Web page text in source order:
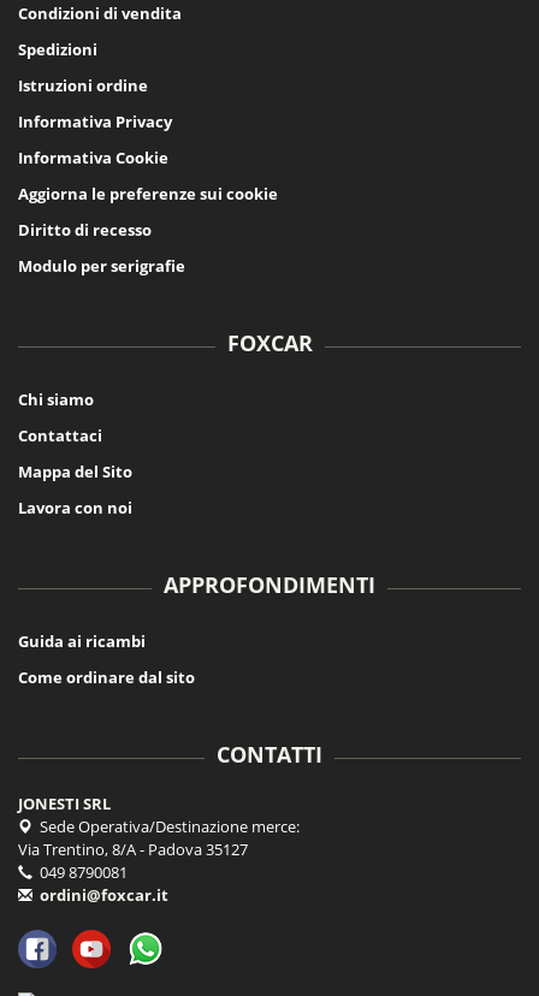
Condizioni di vendita
Spedizioni
Istruzioni ordine
Informativa Privacy
Informativa Cookie
Aggiorna le preferenze sui cookie
Diritto di recesso
Modulo per serigrafie
FOXCAR
Chi siamo
Contattaci
Mappa del Sito
Lavora con noi
APPROFONDIMENTI
Guida ai ricambi
Come ordinare dal sito
CONTATTI
JONESTI SRL
Sede Operativa/Destinazione merce:
Via Trentino, 8/A - Padova 35127
049 8790081
ordini@foxcar.it